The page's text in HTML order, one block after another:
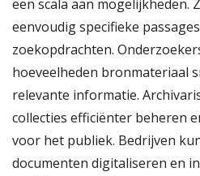
een scala aan mogelijkheden.
eenvoudig specifieke
zoekopdrachten.
hoeveelheden bronmateriaal
relevante informatie.
collecties efficiënter beheren
voor het publiek. Bedrijven
documenten digitaliseren en